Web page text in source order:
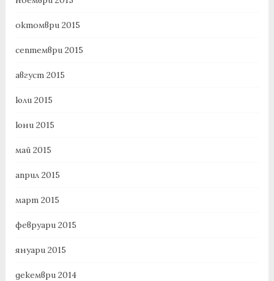
октомври 2015
септември 2015
август 2015
юли 2015
юни 2015
май 2015
април 2015
март 2015
февруари 2015
януари 2015
декември 2014